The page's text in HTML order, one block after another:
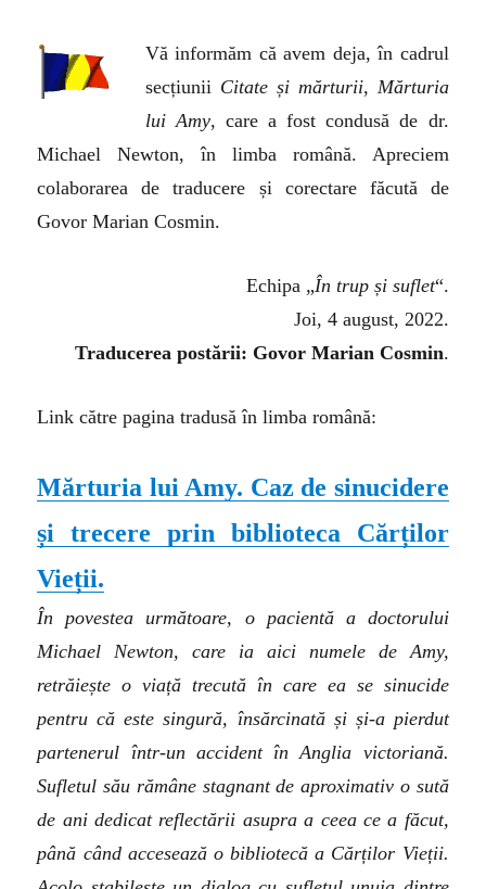
Vă informăm că avem deja, în cadrul
secțiunii Citate și mărturii, Mărturia
lui Amy, care a fost condusă de dr.
Michael Newton, în limba română. Apreciem
colaborarea de traducere și corectare făcută de
Govor Marian Cosmin.
Echipa „În trup și suflet“.
Joi, 4 august, 2022.
Traducerea postării: Govor Marian Cosmin.
Link către pagina tradusă în limba română:
Mărturia lui Amy. Caz de sinucidere
și trecere prin biblioteca Cărților
Vieții.
În povestea următoare, o pacientă a doctorului
Michael Newton, care ia aici numele de Amy,
retrăiește o viață trecută în care ea se sinucide
pentru că este singură, însărcinată și și-a pierdut
partenerul într-un accident în Anglia victoriană.
Sufletul său rămâne stagnant de aproximativ o sută
de ani dedicat reflectării asupra a ceea ce a făcut,
până când accesează o bibliotecă a Cărților Vieții.